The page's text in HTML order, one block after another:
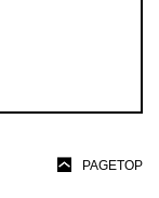
PAGETOP